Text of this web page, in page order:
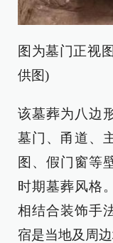
图为墓门正视
供图)
该墓葬为八边
墓门、甬道、
图、假门窗等
时期墓葬风格
相结合装饰手
宿是当地及周